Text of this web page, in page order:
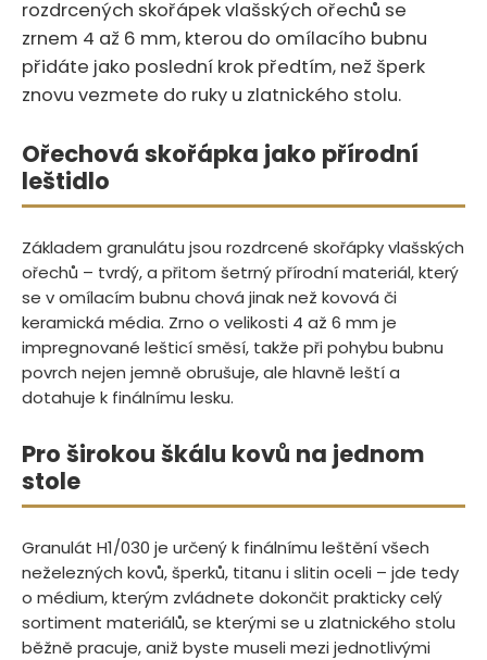
rozdrcených skořápek vlašských ořechů se
zrnem 4 až 6 mm, kterou do omílacího bubnu
přidáte jako poslední krok předtím, než šperk
znovu vezmete do ruky u zlatnického stolu.
Ořechová skořápka jako přírodní
leštidlo
Základem granulátu jsou rozdrcené skořápky vlašských
ořechů – tvrdý, a přitom šetrný přírodní materiál, který
se v omílacím bubnu chová jinak než kovová či
keramická média. Zrno o velikosti 4 až 6 mm je
impregnované lešticí směsí, takže při pohybu bubnu
povrch nejen jemně obrušuje, ale hlavně leští a
dotahuje k finálnímu lesku.
Pro širokou škálu kovů na jednom
stole
Granulát H1/030 je určený k finálnímu leštění všech
neželezných kovů, šperků, titanu i slitin oceli – jde tedy
o médium, kterým zvládnete dokončit prakticky celý
sortiment materiálů, se kterými se u zlatnického stolu
běžně pracuje, aniž byste museli mezi jednotlivými